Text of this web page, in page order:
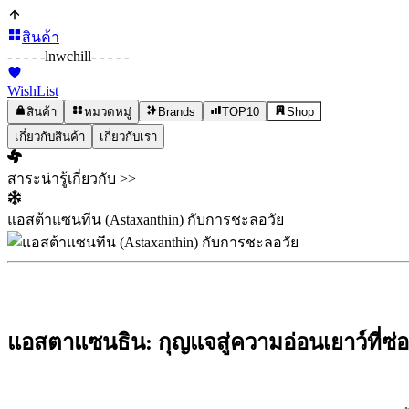
สินค้า
- - - - -lnwchill- - - - -
WishList
สินค้า หมวดหมู่ Brands TOP10
Shop
เกี่ยวกับสินค้า
เกี่ยวกับเรา
สาระน่ารู้เกี่ยวกับ >>
แอสต้าแซนทีน (Astaxanthin) กับการชะลอวัย
แอสตาแซนธิน: กุญแจสู่ความอ่อนเยาว์ที่ซ่